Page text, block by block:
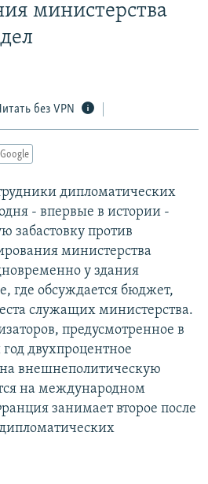
министерства
без VPN
дипломатических
- впервые в истории -
забастовку против
министерства
у здания
где обсуждается бюджет,
служащих министерства.
предусмотренное в
двухпроцентное
внешнеполитическую
на международном
занимает второе после